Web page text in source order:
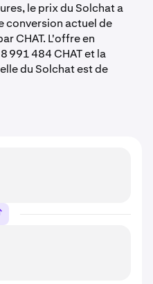
le prix du Solchat a
conversion actuel de
CHAT. L'offre en
991 484 CHAT et la
du Solchat est de